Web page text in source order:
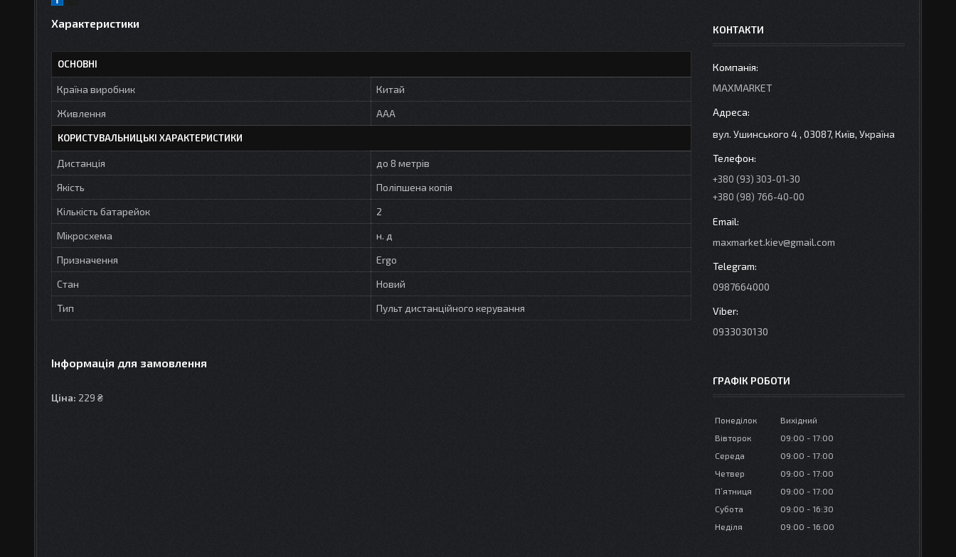
Характеристики
ОСНОВНІ
Країна виробник
Китай
Живлення
AAA
КОРИСТУВАЛЬНИЦЬКІ ХАРАКТЕРИСТИКИ
Дистанція
до 8 метрів
Якість
Поліпшена копія
Кількість батарейок
2
Мікросхема
н. д
Призначення
Ergo
Стан
Новий
Тип
Пульт дистанційного керування
Інформація для замовлення
Ціна: 229 ₴
КОНТАКТИ
MAXMARKET
вул. Ушинського 4 , 03087, Київ, Україна
+380 (93) 303-01-30
+380 (98) 766-40-00
maxmarket.kiev@gmail.com
0987664000
0933030130
ГРАФІК РОБОТИ
Понеділок
Вихідний
Вівторок
09:00
17:00
Середа
09:00
17:00
Четвер
09:00
17:00
Пʼятниця
09:00
17:00
Субота
09:00
16:30
Неділя
09:00 16:00